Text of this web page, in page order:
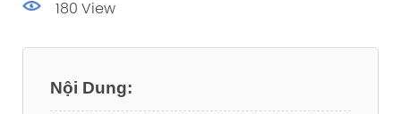
180 View